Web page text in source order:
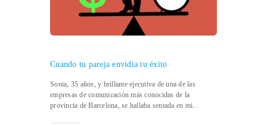
Cuando tu pareja envidia tu éxito
Sonia, 35 años, y brillante ejecutiva de una de las
empresas de comunicación más conocidas de la
provincia de Barcelona, se hallaba sentada en mi...